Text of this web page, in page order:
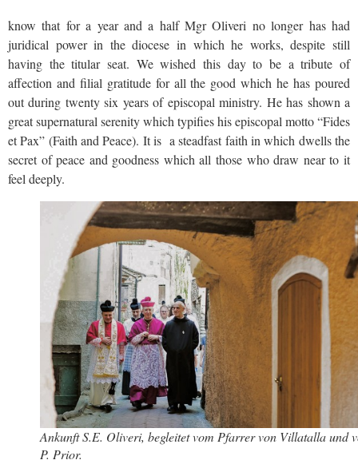
know that for a year and a half Mgr Oliveri no longer has had
juridical power in the diocese in which he works, despite still
having the titular seat. We wished this day to be a tribute of
affection and filial gratitude for all the good which he has poured
out during twenty six years of episcopal ministry. He has shown a
great supernatural serenity which typifies his episcopal motto “Fides
et Pax” (Faith and Peace). It is a steadfast faith in which dwells the
secret of peace and goodness which all those who draw near to it
feel deeply.
Ankunft S.E. Oliveri, begleitet vom Pfarrer von Villatalla und
P. Prior.